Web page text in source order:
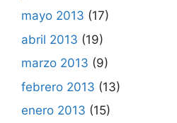
mayo 2013 (17)
abril 2013 (19)
marzo 2013 (9)
febrero 2013 (13)
enero 2013 (15)